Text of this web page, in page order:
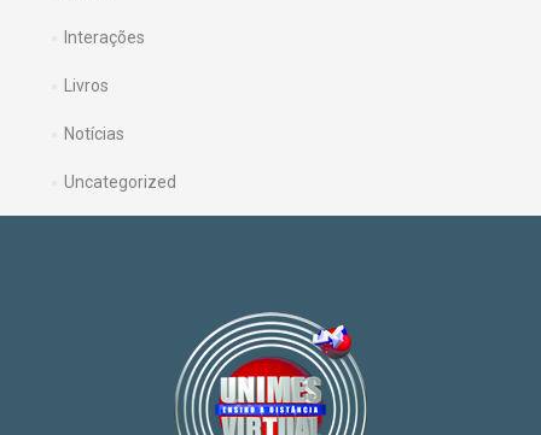
Interações
Livros
Notícias
Uncategorized